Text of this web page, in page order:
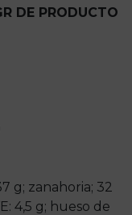
DE PRODUCTO
g; zanahoria; 32
4,5 g; hueso de